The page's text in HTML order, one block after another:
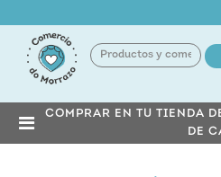
COMPRAR EN TU TIENDA
DE